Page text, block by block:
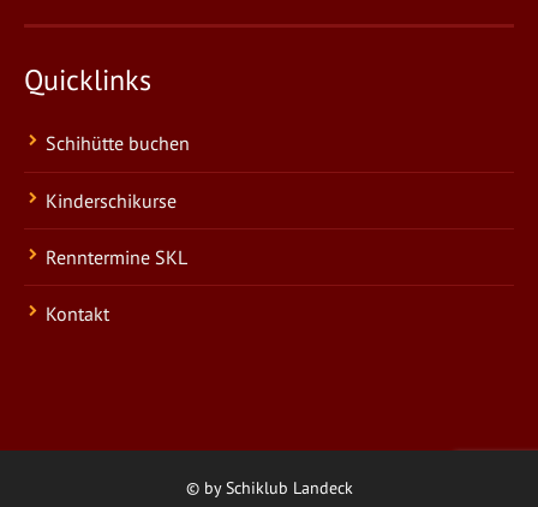
Quicklinks
Schihütte buchen
Kinderschikurse
Renntermine SKL
Kontakt
© by Schiklub Landeck